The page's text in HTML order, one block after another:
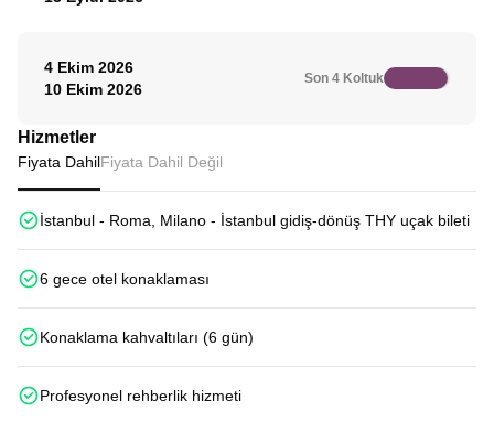
4 Ekim 2026
10 Ekim 2026
Son 4 Koltuk
Hizmetler
Fiyata DahilFiyata Dahil Değil
İstanbul - Roma, Milano - İstanbul gidiş-dönüş THY uçak bileti
6 gece otel konaklaması
Konaklama kahvaltıları (6 gün)
Profesyonel rehberlik hizmeti